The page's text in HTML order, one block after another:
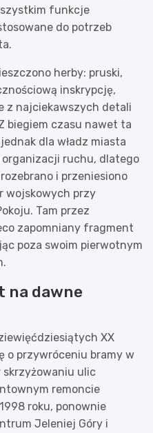
funkcje
do potrzeb
herby: pruski,
inskrypcję,
z najciekawszych detali
biegiem czasu nawet ta
dla władz miasta
ruchu, dlatego
i przeniesiono
wojskowych przy
Tam przez
zapomniany fragment
poza swoim pierwotnym
na dawne
XX
o przywróceniu bramy w
ulic
remoncie
roku, ponownie
Jeleniej Góry i